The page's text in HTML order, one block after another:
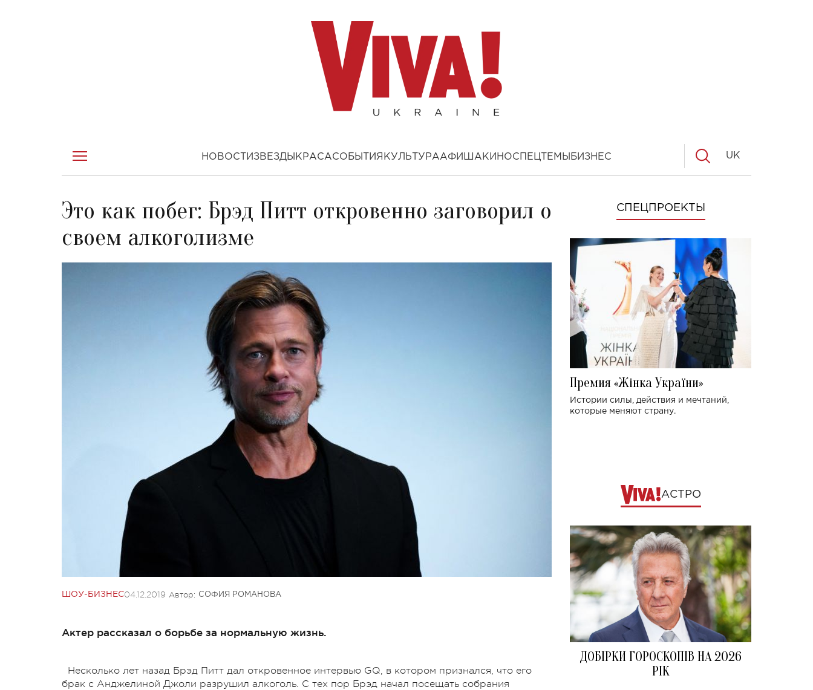
НОВОСТИ ЗВЕЗДЫ КРАСАСОБЫТИЯ КУЛЬТУРААФИША КИНОСПЕЦТЕМЫ БИЗНЕС UK
Это как побег: Брэд Питт откровенно заговорил о
своем алкоголизме
ШОУ-БИЗНЕС04.12.2019 Автор: СОФИЯ РОМАНОВА
Актер рассказал о борьбе за нормальную жизнь.
Несколько лет назад Брэд Питт дал откровенное интервью GQ, в котором признался, что его
брак с Анджелиной Джоли разрушил алкоголь. С тех пор Брэд начал посещать собрания
СПЕЦПРОЕКТЫ
Премия «Жінка України»
Истории силы, действия и мечтаний,
которые меняют страну.
АСТРО
ДОБІРКИ ГОРОСКОПІВ НА 2026
РІК